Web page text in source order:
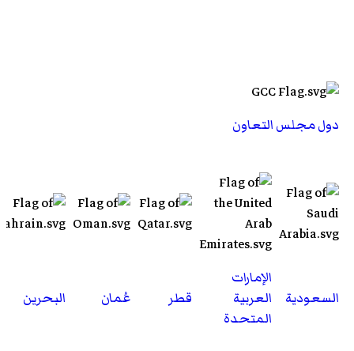
دول مجلس التعاون
السعودية
الإمارات
العربية
المتحدة
قطر عُمان البحرين